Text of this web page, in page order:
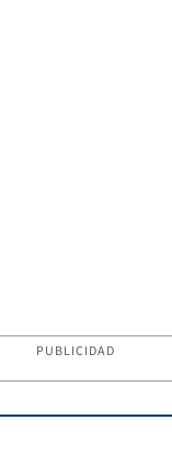
PUBLICIDAD